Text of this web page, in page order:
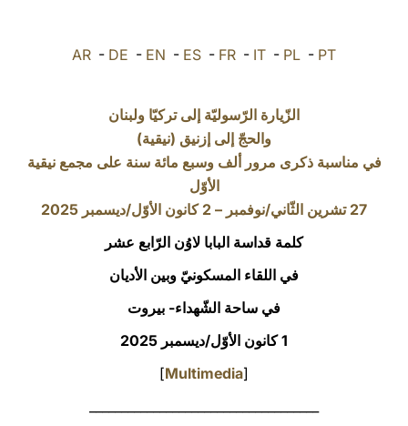
POLSKI
LATINE
AR - DE - EN - ES - FR - IT - PL - PT
الزّيارة الرّسوليّة إلى تركيّا ولبنان
والحجّ إلى إزنيق (نيقية)
في مناسبة ذكرى مرور ألف وسبع مائة سنة على مجمع نيقية
الأوّل
27 تشرين الثّاني/نوفمبر – 2 كانون الأوّل/ديسمبر 2025
كلمة قداسة البابا لاوُن الرّابع عشر
في اللقاء المسكونيّ وبين الأديان
في ساحة الشّهداء- بيروت
1 كانون الأوّل/ديسمبر 2025
[
Multimedia
]